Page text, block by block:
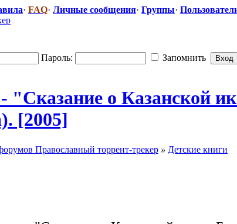
· FAQ· Личные сообщения· Группы·
Пароль:
Запомнить
"Сказани​е о Казанской
[2005]
Православный торрент-трекер » Детские книги